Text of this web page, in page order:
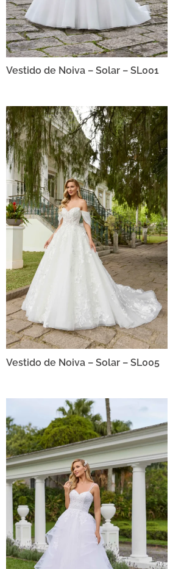
Vestido de Noiva – Solar – SL001
Vestido de Noiva – Solar – SL005